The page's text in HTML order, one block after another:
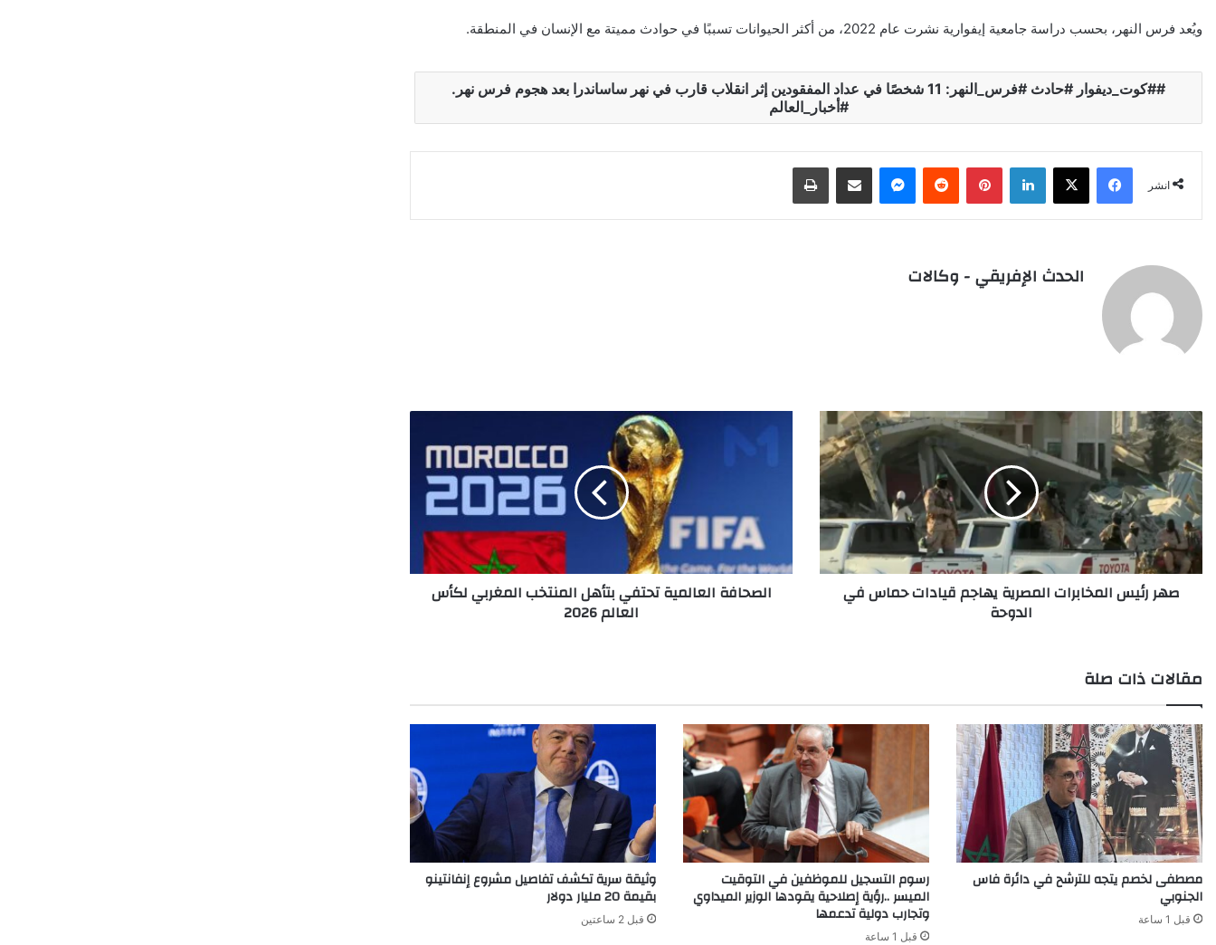
ويُعد فرس النهر، بحسب دراسة جامعية إيفوارية نشرت عام 2022، من أكثر الحيوانات تسببًا في حوادث مميتة مع الإنسان في المنطقة.
#كوت_ديفوار #حادث #فرس_النهر: 11 شخصًا في عداد المفقودين إثر انقلاب قارب في نهر ساساندرا بعد هجوم فرس نهر.
#أخبار_العالم
انشر
Facebook
X
LinkedIn
Pinterest
Reddit
Messengerانشر عبر البريد الإلكترونياطبع
الحدث الإفريقي - وكالات
صهر
رئيس
المخابرات
المصرية
يهاجم
قيادات
حماس
في
الدوحة
صهر رئيس المخابرات المصرية يهاجم قيادات حماس في
الدوحة
المغربي
2026
الصحافة العالمية تحتفي بتأهل المنتخب المغربي لكأس
العالم 2026
مقالات ذات صلة
مصطفى لخصم يتجه للترشح في دائرة فاس
الجنوبي
قبل 1 ساعة
رسوم التسجيل للموظفين في التوقيت
الميسر ..رؤية إصلاحية يقودها الوزير الميداوي
وتجارب دولية تدعمها
قبل 1 ساعة
وثيقة سرية تكشف تفاصيل مشروع إنفانتينو
بقيمة 20 مليار دولار
قبل 2 ساعتين